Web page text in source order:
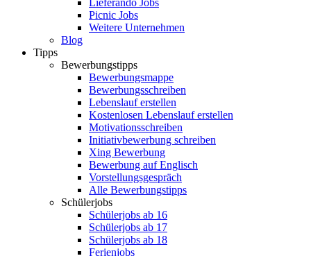
Lieferando Jobs
Picnic Jobs
Weitere Unternehmen
Blog
Tipps
Bewerbungstipps
Bewerbungsmappe
Bewerbungsschreiben
Lebenslauf erstellen
Kostenlosen Lebenslauf erstellen
Motivationsschreiben
Initiativbewerbung schreiben
Xing Bewerbung
Bewerbung auf Englisch
Vorstellungsgespräch
Alle Bewerbungstipps
Schülerjobs
Schülerjobs ab 16
Schülerjobs ab 17
Schülerjobs ab 18
Ferienjobs